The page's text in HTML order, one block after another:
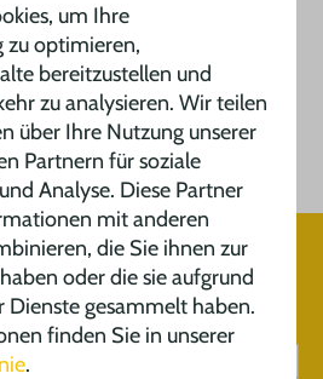
Terrasse
Newsletter
unserer neuesten
um Ihre
zu optimieren,
bereitzustellen und
zu analysieren. Wir teilen
über Ihre Nutzung unserer
Partnern für soziale
Analyse. Diese Partner
mit anderen
die Sie ihnen zur
oder die sie aufgrund
Dienste gesammelt haben.
finden Sie in unserer
.